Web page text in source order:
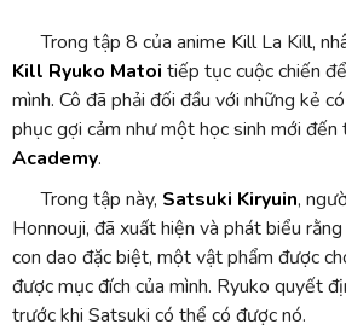
Trong tập 8 của anime Kill La Kill,
Kill Ryuko Matoi tiếp tục cuộc chiến
mình. Cô đã phải đối đầu với những kẻ
phục gợi cảm như một học sinh mới đến
Academy.
Trong tập này, Satsuki Kiryuin,
Honnouji, đã xuất hiện và phát biểu
con dao đặc biệt, một vật phẩm được
được mục đích của mình. Ryuko quyết
trước khi Satsuki có thể có được nó.